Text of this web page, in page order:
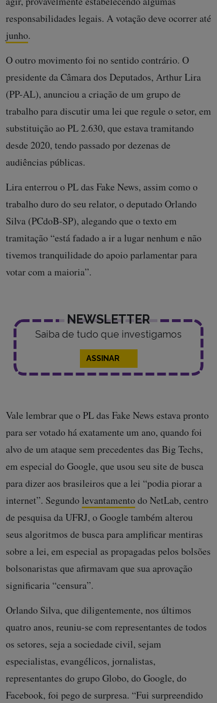
responsabilidades legais. A votação deve ocorrer até
junho.
O outro movimento foi no sentido contrário. O
presidente da Câmara dos Deputados, Arthur Lira
(PP-AL), anunciou a criação de um grupo de
trabalho para discutir uma lei que regule o setor, em
substituição ao PL 2.630, que estava tramitando
desde 2020, tendo passado por dezenas de
audiências públicas.
Lira enterrou o PL das Fake News, assim como o
trabalho duro do seu relator, o deputado Orlando
Silva (PCdoB-SP), alegando que o texto em
tramitação “está fadado a ir a lugar nenhum e não
tivemos tranquilidade do apoio parlamentar para
votar com a maioria”.
NEWSLETTER
Saiba de tudo que investigamos
ASSINAR
Vale lembrar que o PL das Fake News estava pronto
para ser votado há exatamente um ano, quando foi
alvo de um ataque sem precedentes das Big Techs,
em especial do Google, que usou seu site de busca
para dizer aos brasileiros que a lei “podia piorar a
internet”. Segundo levantamentodo NetLab, centro
de pesquisa da UFRJ, o Google também alterou
seus algoritmos de busca para amplificar mentiras
sobre a lei, em especial as propagadas pelos bolsões
bolsonaristas que afirmavam que sua aprovação
significaria “censura”.
Orlando Silva, que diligentemente, nos últimos
quatro anos, reuniu-se com representantes de todos
os setores, seja a sociedade civil, sejam
especialistas, evangélicos, jornalistas,
representantes do grupo Globo, do Google, do
Facebook, foi pego de surpresa. “Fui surpreendido